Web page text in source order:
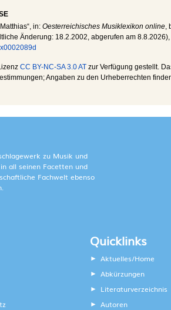
in: Oesterreichisches Musiklexikon online
Änderung: 18.2.2002 , abgerufen am 8.8.2026),
CC BY-NC-SA 3.0 AT zur Verfügung gestellt.
Angaben zu den Urheberrechten
zu Musik und
all seinen Facetten und
Fachwelt ebenso
Quicklinks
Aktuelles/Home
Abkürzungen
Literaturverzeichnis
Autoren